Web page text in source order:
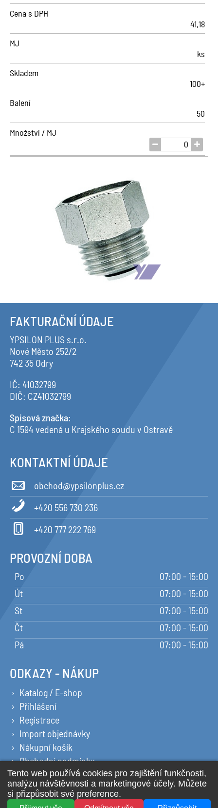
Cena s DPH
41,18
MJ
ks
Skladem
100+
Balení
50
Množství / MJ
FAKTURAČNÍ ÚDAJE
YPSILON PLUS s.r.o.
Nové Město 252/2
742 35 Odry
IČ: 41032799
DIČ: CZ41032799
Spisová značka:
C 1594 vedená u Krajského soudu v Ostravě
KONTAKTNÍ ÚDAJE
obchod@ypsilonplus.cz
+420 556 730 236
+420 777 222 769
PROVOZNÍ DOBA
Po
07:00 - 15:00
Út
07:00 - 15:00
St
07:00 - 15:00
Čt
07:00 - 15:00
Pá
07:00 - 15:00
ODKAZY - NÁKUP
Katalog / E-shop
Přihlášení
Registrace
Import objednávky
Nákupní košík
Obchodní podmínky
Ochrana osobních údajů
Prohlášení o cookies